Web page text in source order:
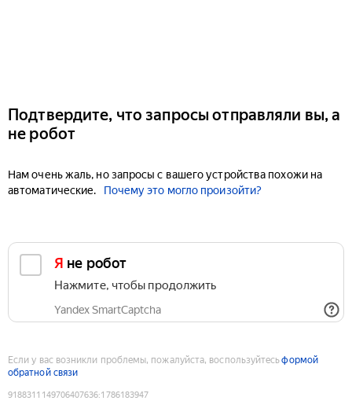
Подтвердите, что запросы отправляли вы, а
не робот
Нам очень жаль, но запросы с вашего устройства похожи на
автоматические.
Почему это могло произойти?
Я не робот
Нажмите, чтобы продолжить
Yandex SmartCaptcha
Если у вас возникли проблемы, пожалуйста, воспользуйтесьформой
обратной связи
9188311149706407636:1786183947